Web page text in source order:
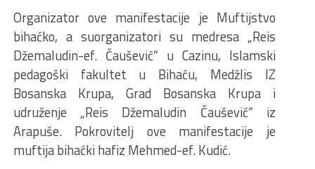
Organizator ove manifestacije je Muftijstvo
bihaćko, a suorganizatori su medresa „Reis
Džemaludin-ef. Čaušević“ u Cazinu, Islamski
pedagoški fakultet u Bihaću, Medžlis IZ
Bosanska Krupa, Grad Bosanska Krupa i
udruženje „Reis Džemaludin Čaušević“ iz
Arapuše. Pokrovitelj ove manifestacije je
muftija bihaćki hafiz Mehmed-ef. Kudić.